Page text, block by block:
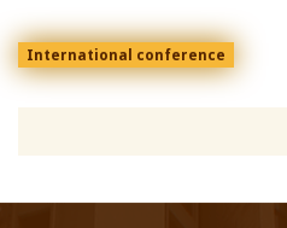
Menu
top
En
International conference